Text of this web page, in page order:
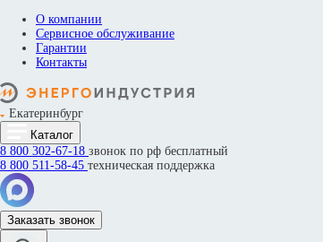
О компании
Сервисное обслуживание
Гарантии
Контакты
Екатеринбург
Каталог
8 800 302-67-18 звонок по рф бесплатный
8 800 511-58-45 техническая поддержка
Заказать звонок